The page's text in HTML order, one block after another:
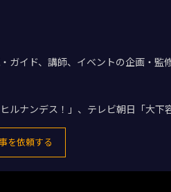
ガイド、講師、イベントの企画・監
ルナンデス！」、テレビ朝日「大
を依頼する